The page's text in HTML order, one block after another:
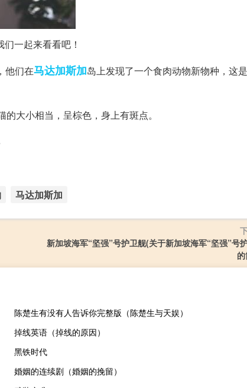
一起来看看吧！
他们在马达加斯加岛上发现了一个食肉动物新物种，这
大小相当，呈棕色，身上有斑点。
马达加斯加
新加坡海军“坚强”号护卫舰(关于新加坡海军“坚强”号
陈楚生有没有人告诉你完整版（陈楚生与天娱）
掉线英语（掉线的原因）
黑铁时代
婚姻的连续剧（婚姻的挽留）